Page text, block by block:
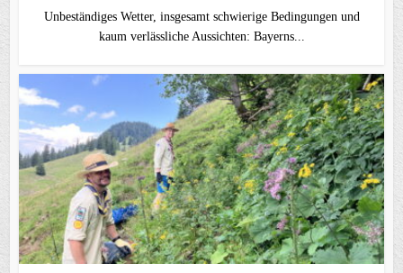
Unbeständiges Wetter, insgesamt schwierige Bedingungen und
kaum verlässliche Aussichten: Bayerns...